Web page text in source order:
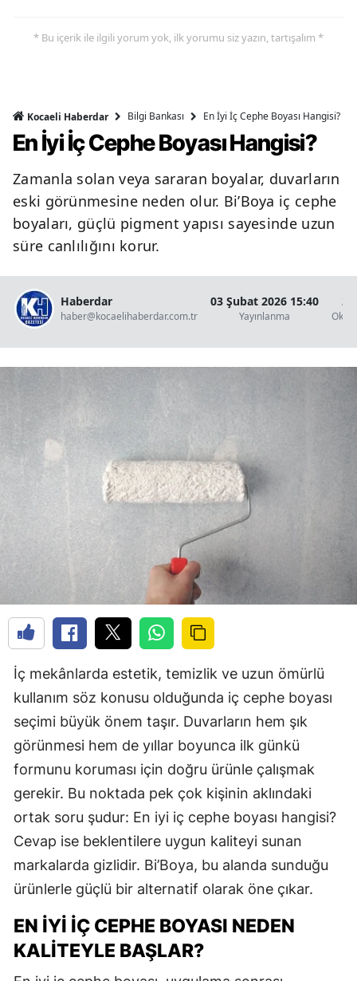
* Bu içerik ile ilgili yorum yok, ilk yorumu siz yazın, tartışalım *
Kocaeli Haberdar Bilgi Bankası En İyi İç Cephe Boyası Hangisi?
En İyi İç Cephe Boyası Hangisi?
Zamanla solan veya sararan boyalar, duvarların
eski görünmesine neden olur. Bi’Boya iç cephe
boyaları, güçlü pigment yapısı sayesinde uzun
süre canlılığını korur.
Haberdar
haber@kocaelihaberdar.com.tr
03 Şubat 2026 15:40
Yayınlanma
2
İç mekânlarda estetik, temizlik ve uzun ömürlü
kullanım söz konusu olduğunda iç cephe boyası
seçimi büyük önem taşır. Duvarların hem şık
görünmesi hem de yıllar boyunca ilk günkü
formunu koruması için doğru ürünle çalışmak
gerekir. Bu noktada pek çok kişinin aklındaki
ortak soru şudur: En iyi iç cephe boyası hangisi?
Cevap ise beklentilere uygun kaliteyi sunan
markalarda gizlidir. Bi’Boya, bu alanda sunduğu
ürünlerle güçlü bir alternatif olarak öne çıkar.
EN İYI İÇ CEPHE BOYASI NEDEN
KALITEYLE BAŞLAR?